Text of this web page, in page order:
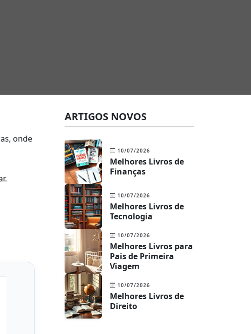
onde
ARTIGOS NOVOS
10/07/2026
Melhores Livros de
Finanças
10/07/2026
Melhores Livros de
Tecnologia
10/07/2026
Melhores Livros para
Pais de Primeira
Viagem
10/07/2026
Melhores Livros de
Direito